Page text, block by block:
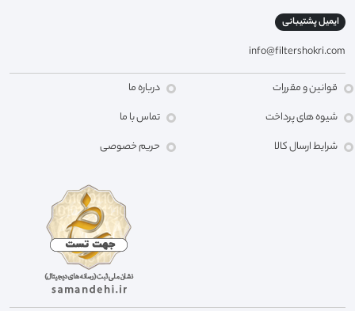
ایمیل پشتیبانی
info@filtershokri.com
قوانین و مقررات
شیوه های پرداخت
شرایط ارسال کالا
درباره ما
تماس با ما
حریم خصوصی